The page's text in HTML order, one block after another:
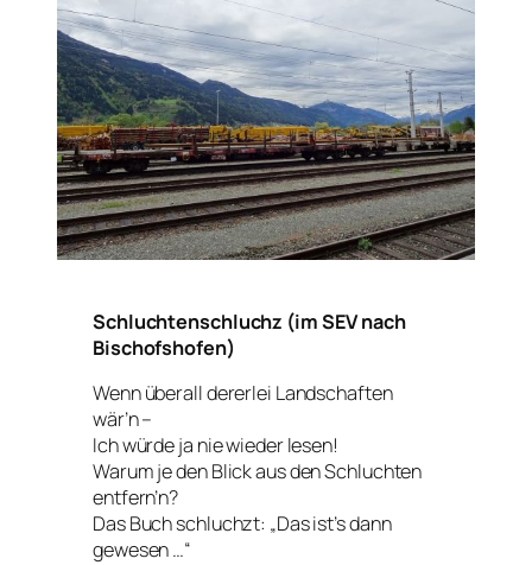
Schluchtenschluchz (im SEV nach
Bischofshofen)
Wenn überall dererlei Landschaften
wär’n –
Ich würde ja nie wieder lesen!
Warum je den Blick aus den Schluchten
entfern’n?
Das Buch schluchzt: „Das ist’s dann
gewesen …“